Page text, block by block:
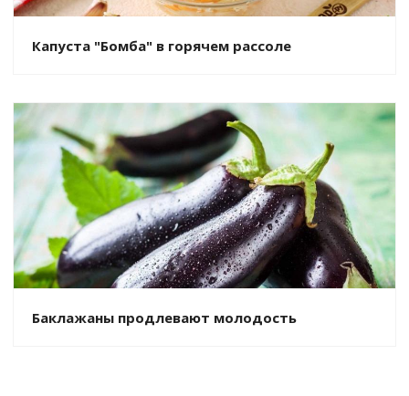
Капуста "Бомба" в горячем рассоле
Баклажаны продлевают молодость